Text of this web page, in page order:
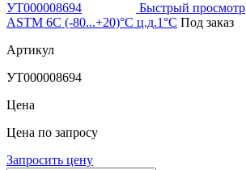
Быстрый просмотр
ASTM 6C (-80...+20)°С ц.д.1°С Под заказ
Артикул
УТ000008694
Цена
Цена по запросу
Запросить цену